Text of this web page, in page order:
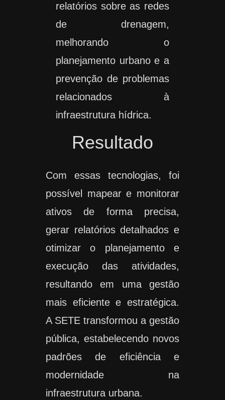
relatórios sobre as redes
de drenagem,
melhorando o
planejamento urbano e a
prevenção de problemas
relacionados à
infraestrutura hídrica.
Resultado
Com essas tecnologias, foi
possível mapear e monitorar
ativos de forma precisa,
gerar relatórios detalhados e
otimizar o planejamento e
execução das atividades,
resultando em uma gestão
mais eficiente e estratégica.
A SETE transformou a gestão
pública, estabelecendo novos
padrões de eficiência e
modernidade na
infraestrutura urbana.